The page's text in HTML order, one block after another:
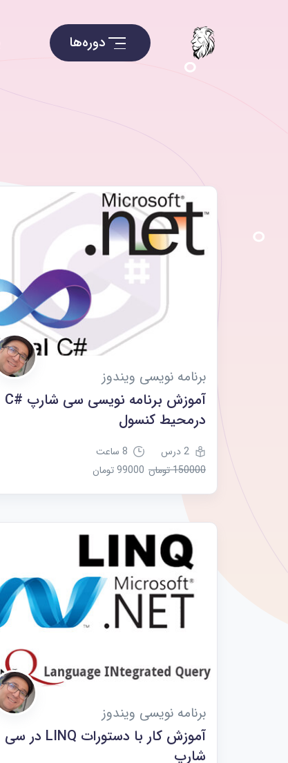
دوره‌ها
برنامه نویسی ویندوز
آموزش برنامه نویسی سی شارپ #C
درمحیط کنسول
2 درس
8 ساعت
150000 تومان
99000 تومان
برنامه نویسی ویندوز
آموزش کار با دستورات LINQ در سی
شارپ